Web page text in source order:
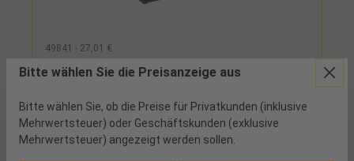
49841 - 27,01 €
Großsortimentskasten BASIC EuroPlus
465x373x72mm mit 36 flexiblen Trennstegen
9 verfügbar
Bitte wählen Sie die Preisanzeige aus
Bitte wählen Sie, ob die Preise für Privatkunden (inklusive
Mehrwertsteuer) oder Geschäftskunden (exklusive
Mehrwertsteuer) angezeigt werden sollen.